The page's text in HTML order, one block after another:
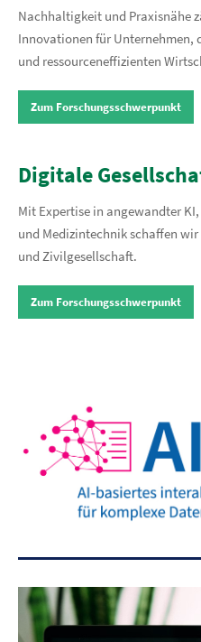
Nachhaltigkeit und Praxisnähe
Innovationen für Unternehmen,
und ressourceneffizienten
Zum Forschungsschwerpunkt
Digitale
Mit Expertise in angewandter
und Medizintechnik schaffen
und Zivilgesellschaft.
Zum Forschungsschwerpunkt